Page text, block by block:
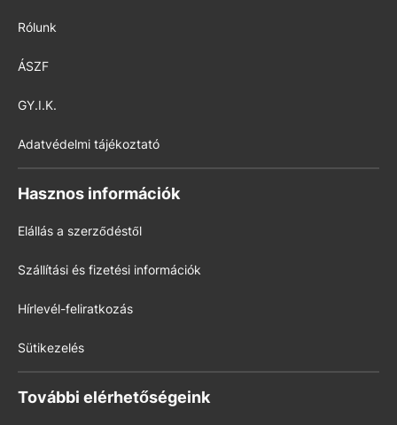
Rólunk
ÁSZF
GY.I.K.
Adatvédelmi tájékoztató
Hasznos információk
Elállás a szerződéstől
Szállítási és fizetési információk
Hírlevél-feliratkozás
Sütikezelés
További elérhetőségeink